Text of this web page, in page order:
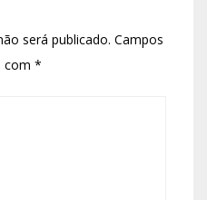
será publicado. Campos
com *